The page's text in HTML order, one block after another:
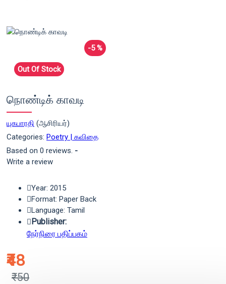
-5 %
Out Of Stock
நொண்டிக் காவடி
யுகபாரதி (ஆசிரியர்)
Categories: Poetry | கவிதை
Based on 0 reviews. -
Write a review
₹48
₹50
Year: 2015
Format: Paper Back
Language: Tamil
Publisher:
நேர்நிரை பதிப்பகம்